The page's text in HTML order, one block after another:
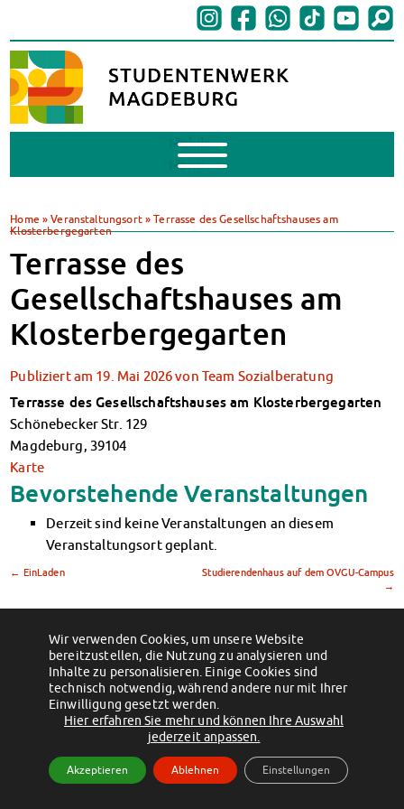
Mobile
Menu
BAföG beantragen
BAföG-FAQs
Dokumente
BAföG-Sprechstunden
Kredite & Stipendien
AnsprechpartnerInnen
Mensen & Cafeterien
Heute in unseren Mensen
Klimabewusst essen
Mensa-FAQs
CampusCatering
MensaFeedback
AnsprechpartnerInnen
Wohnen
Wohnheime im Überblick
Wohnheime in Magdeburg
MIT einander – FÜR einander
Wohnheimtutoren
Schadensmeldung
Wohnen-FAQ
Dokumente
AnsprechpartnerInnen
Soziales & Beratung
Home »Veranstaltungsort»Terrasse des Gesellschaftshauses am
Klosterbergegarten
Terrasse des
Gesellschaftshauses am
Klosterbergegarten
Publiziert am 19. Mai 2026von Team Sozialberatung
Terrasse des Gesellschaftshauses am Klosterbergegarten
Schönebecker Str. 129
Magdeburg, 39104
Karte
Bevorstehende Veranstaltungen
Derzeit sind keine Veranstaltungen an diesem
Veranstaltungsort geplant.
← EinLaden
Studierendenhaus auf dem OVGU-Campus
→
(c) 2012 - 2026 by Studentenwerk Magdeburg - Anstalt des öffentlichen
Rechts
Facebook
Instagram TikTok
Youtube
Impressum
Datenschutzerklärung Erklärung zur Barrierefreiheit
Wir verwenden Cookies, um unsere Website
bereitzustellen, die Nutzung zu analysieren und
Inhalte zu personalisieren. Einige Cookies sind
technisch notwendig, während andere nur mit Ihrer
Einwilligung gesetzt werden.
Hier erfahren Sie mehr und können Ihre Auswahl
jederzeit anpassen.
Akzeptieren Ablehnen Einstellungen